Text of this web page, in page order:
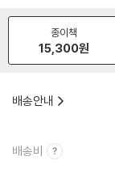
종이책
15,300원
배송안내
배송비